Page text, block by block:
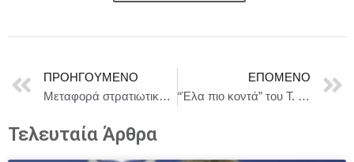
ΠΡΟΗΓΟΎΜΕΝΟ
Μεταφορά στρατιωτικού υλικού το οποίο παραχώρησε η Ελλάδα στον Λίβανο
ΕΠΌΜΕΝΟ
“Έλα πιο κοντά” του Τ. Τάτση σε σκην. Αντώνη Παπαδόπουλου από το Ιωνικό θέατρο κάθε Δευτέρα 20.30 στο ΓΚΑΡΑΖ του Πνευματικού Κέντρου Κορυδαλλού
Τελευταία Άρθρα